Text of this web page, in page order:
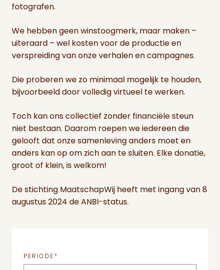
fotografen.
We hebben geen winstoogmerk, maar maken –
uiteraard – wel kosten voor de productie en
verspreiding van onze verhalen en campagnes.
Die proberen we zo minimaal mogelijk te houden,
bijvoorbeeld door volledig virtueel te werken.
Toch kan ons collectief zonder financiële steun
niet bestaan. Daarom roepen we iedereen die
gelooft dat onze samenleving anders moet en
anders kan op om zich aan te sluiten. Elke donatie,
groot of klein, is welkom!
De stichting MaatschapWij heeft met ingang van 8
augustus 2024 de ANBI-status.
PERIODE *